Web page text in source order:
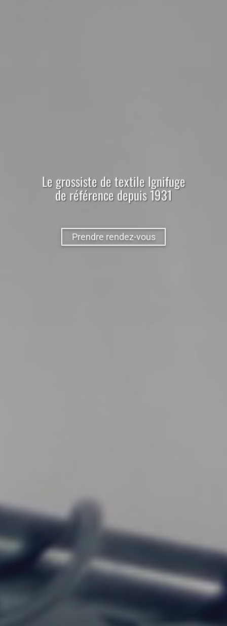
Legrossistedetextile Ignifuge
de référence depuis 1931
Prendre rendez-vous